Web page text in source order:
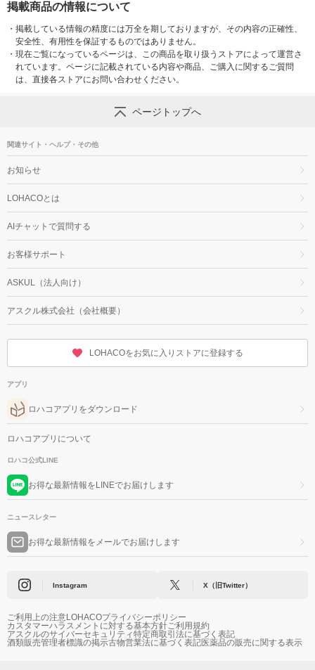
掲載商品の情報について
・ 掲載している情報の精度には万全を期しておりますが、その内容の正確性、
安全性、有用性を保証するものではありません。
・ 現在ご覧になっているページは、この商品を取り扱うストアによって運営さ
れています。ページに記載されている内容や商品、ご購入に関するご質問
は、直接各ストアにお問い合わせください。
ページトップへ
関連サイト・ヘルプ・その他
お知らせ
LOHACOとは
AIチャットで質問する
お客様サポート
ASKUL（法人向け）
アスクル株式会社（会社概要）
LOHACOをお気に入りストアに登録する
アプリ
ロハコアプリをダウンロード
ロハコアプリについて
ロハコ公式LINE
お得な最新情報をLINEでお届けします
ニュースレター
お得な最新情報をメールでお届けします
Instagram X（旧Twitter）
ご利用上の注意LOHACOプライバシーポリシー
カスタマーハラスメントに対する基本方針ご利用規約
アスクルのサイバーセキュリティ特定商取引法に基づく表記
酒類販売管理者標識の掲示古物営業法に基づく表記医薬品の販売に関する表示